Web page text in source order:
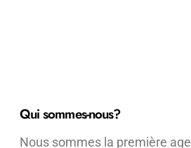
Qui sommes-nous?
Nous sommes la première